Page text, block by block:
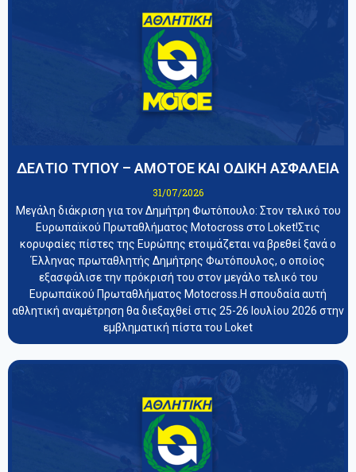
ΔΕΛΤΙΟ ΤΥΠΟΥ – ΑΜΟΤΟΕ ΚΑΙ ΟΔΙΚΗ ΑΣΦΑΛΕΙΑ
31/07/2026
Μεγάλη διάκριση για τον Δημήτρη Φωτόπουλο: Στον τελικό του
Ευρωπαϊκού Πρωταθλήματος Motocross στο Loket!Στις
κορυφαίες πίστες της Ευρώπης ετοιμάζεται να βρεθεί ξανά ο
Έλληνας πρωταθλητής Δημήτρης Φωτόπουλος, ο οποίος
εξασφάλισε την πρόκρισή του στον μεγάλο τελικό του
Ευρωπαϊκού Πρωταθλήματος Motocross.Η σπουδαία αυτή
αθλητική αναμέτρηση θα διεξαχθεί στις 25-26 Ιουλίου 2026 στην
εμβληματική πίστα του Loket